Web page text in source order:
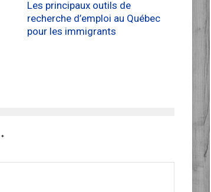
Les principaux outils de
recherche d’emploi au Québec
pour les immigrants
*